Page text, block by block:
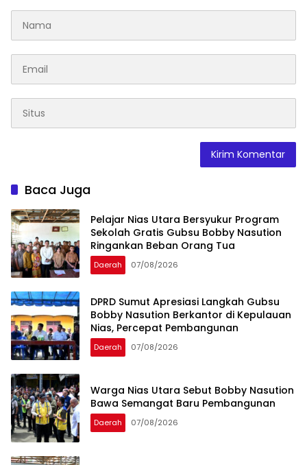
Baca Juga
Pelajar Nias Utara Bersyukur Program
Sekolah Gratis Gubsu Bobby Nasution
Ringankan Beban Orang Tua
Daerah 07/08/2026
DPRD Sumut Apresiasi Langkah Gubsu
Bobby Nasution Berkantor di Kepulauan
Nias, Percepat Pembangunan
Daerah 07/08/2026
Warga Nias Utara Sebut Bobby Nasution
Bawa Semangat Baru Pembangunan
Daerah 07/08/2026